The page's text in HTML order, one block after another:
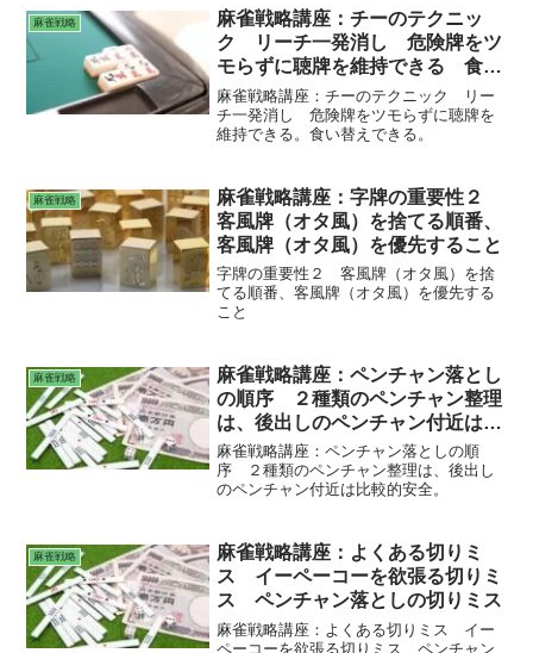
麻雀戦略
麻雀戦略講座：チーのテクニッ
ク リーチ一発消し 危険牌をツ
モらずに聴牌を維持できる 食い
替えできる
麻雀戦略講座：チーのテクニック リー
チ一発消し 危険牌をツモらずに聴牌を
維持できる。食い替えできる。
麻雀戦略
麻雀戦略講座：字牌の重要性２
客風牌（オタ風）を捨てる順番、
客風牌（オタ風）を優先すること
字牌の重要性２ 客風牌（オタ風）を捨
てる順番、客風牌（オタ風）を優先する
こと
麻雀戦略
麻雀戦略講座：ペンチャン落とし
の順序 ２種類のペンチャン整理
は、後出しのペンチャン付近は比
較的安全。
麻雀戦略講座：ペンチャン落としの順
序 ２種類のペンチャン整理は、後出し
のペンチャン付近は比較的安全。
麻雀戦略
麻雀戦略講座：よくある切りミ
ス イーペーコーを欲張る切りミ
ス ペンチャン落としの切りミス
麻雀戦略講座：よくある切りミス イー
ペーコーを欲張る切りミス ペンチャン